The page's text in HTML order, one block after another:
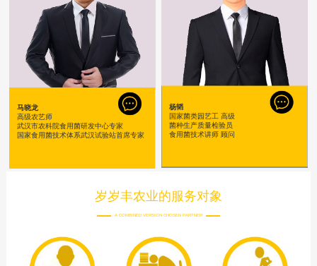
马晓龙
高级农艺师
武汉市农科院食用菌研发中心专家
国家食用菌技术体系武汉试验站首席专家
杨韬
国家菌类园艺工 高级
菌种生产质量检验员
食用菌技术讲师 顾问
岁岁丰农业的服务对象
A COMBINED VERSION CHOSEN PARTNER